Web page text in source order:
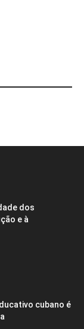
dos
e à
cubano é